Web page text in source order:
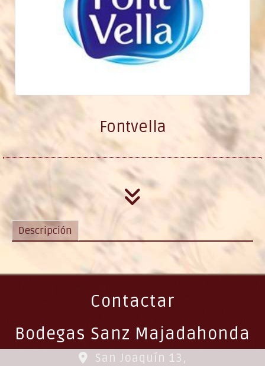
Fontvella
Descripción
Contactar
Bodegas Sanz Majadahonda
San Joaquín 13,